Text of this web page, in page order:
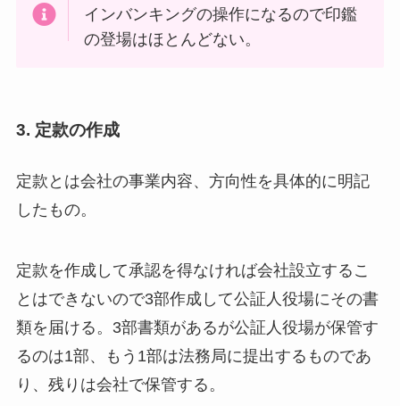
インバンキングの操作になるので印鑑
の登場はほとんどない。
3. 定款の作成
定款とは会社の事業内容、方向性を具体的に明記
したもの。
定款を作成して承認を得なければ会社設立するこ
とはできないので3部作成して公証人役場にその書
類を届ける。3部書類があるが公証人役場が保管す
るのは1部、もう1部は法務局に提出するものであ
り、残りは会社で保管する。